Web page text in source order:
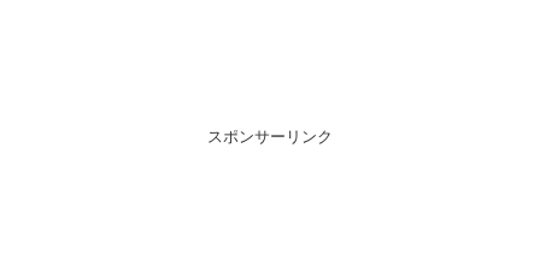
スポンサーリンク